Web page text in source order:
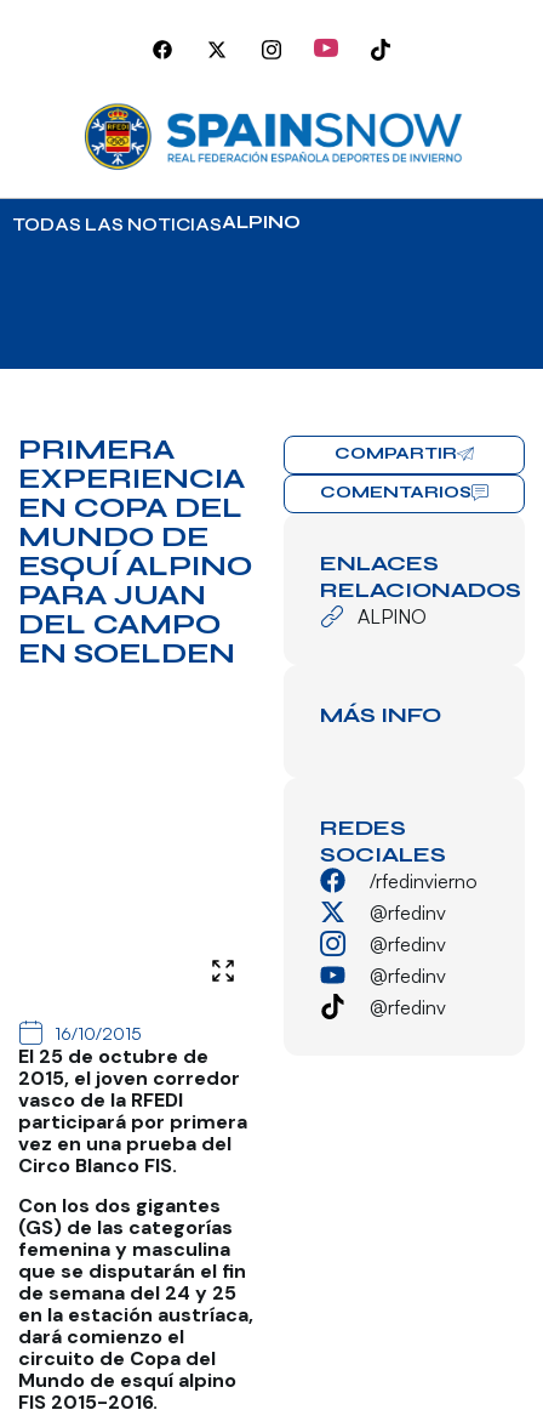
TODAS LAS NOTICIASALPINO
PRIMERA
EXPERIENCIA
EN COPA DEL
MUNDO DE
ESQUÍ ALPINO
PARA JUAN
DEL CAMPO
EN SOELDEN
16/10/2015
El 25 de octubre de
2015, el joven corredor
vasco de la RFEDI
participará por primera
vez en una prueba del
Circo Blanco FIS.
Con los dos gigantes
(GS) de las categorías
femenina y masculina
que se disputarán el fin
de semana del 24 y 25
en la estación austríaca,
dará comienzo el
circuito de Copa del
Mundo de esquí alpino
FIS 2015-2016.
COMPARTIR
COMENTARIOS
ENLACES
RELACIONADOS
ALPINO
MÁS INFO
REDES
SOCIALES
/rfedinvierno
@rfedinv
@rfedinv
@rfedinv
@rfedinv